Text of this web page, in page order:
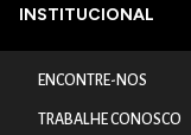
INSTITUCIONAL
ENCONTRE-NOS
TRABALHE CONOSCO